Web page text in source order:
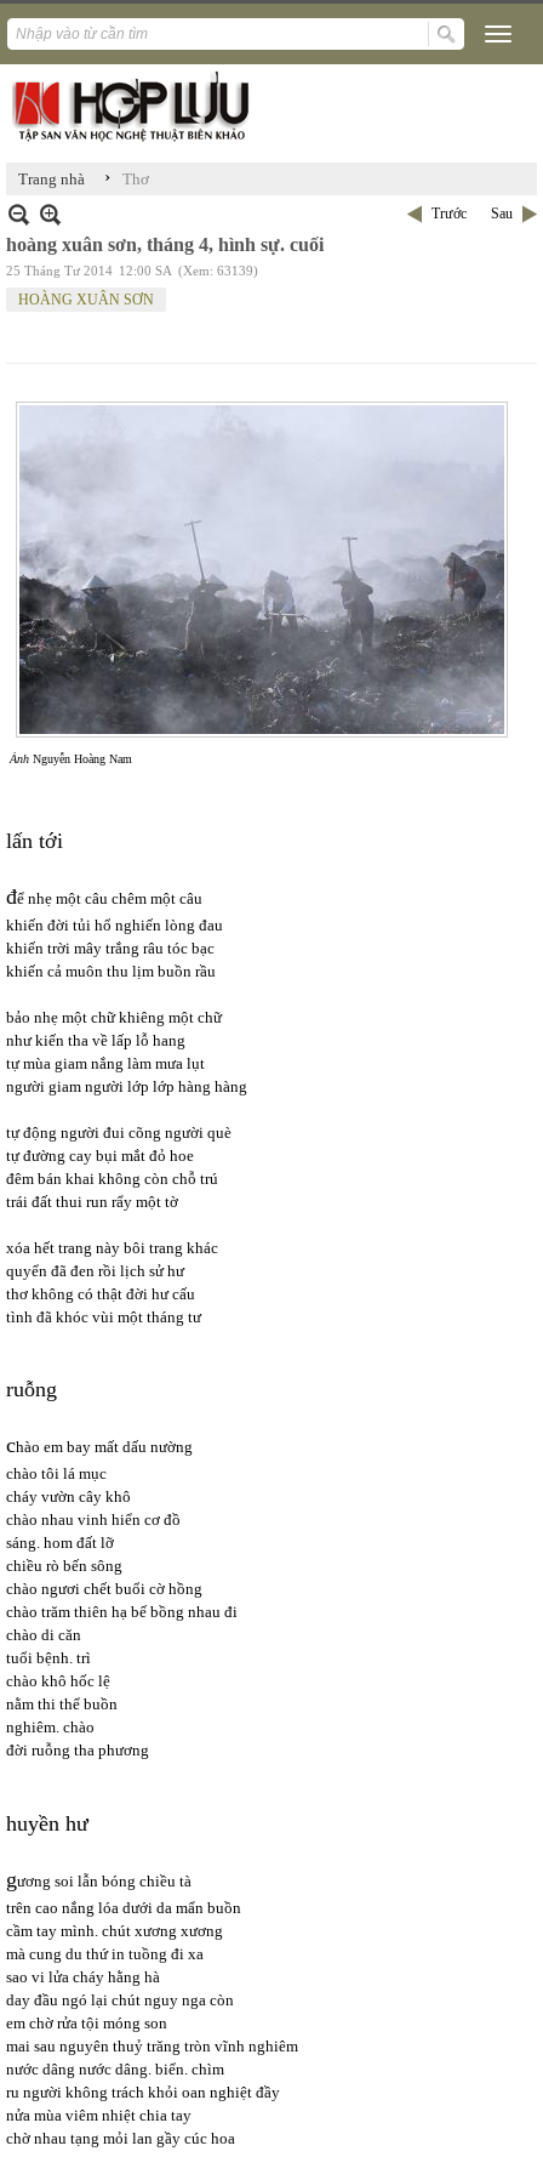
Trang nhà › Thơ
Trước Sau
hoàng xuân sơn, tháng 4, hình sự. cuối
25 Tháng Tư 2014 12:00 SA (Xem: 63139)
HOÀNG XUÂN SƠN
Ảnh Nguyễn Hoàng Nam
lấn tới
để nhẹ một câu chêm một câu
khiến đời tủi hổ nghiến lòng đau
khiến trời mây trắng râu tóc bạc
khiến cả muôn thu lịm buồn rầu
bảo nhẹ một chữ khiêng một chữ
như kiến tha về lấp lỗ hang
tự mùa giam nắng làm mưa lụt
người giam người lớp lớp hàng hàng
tự động người đui cõng người què
tự đường cay bụi mắt đỏ hoe
đêm bán khai không còn chỗ trú
trái đất thui run rẩy một tờ
xóa hết trang này bôi trang khác
quyển đã đen rồi lịch sử hư
thơ không có thật đời hư cấu
tình đã khóc vùi một tháng tư
ruỗng
chào em bay mất dấu nường
chào tôi lá mục
cháy vườn cây khô
chào nhau vinh hiển cơ đồ
sáng. hom đất lỡ
chiều rò bến sông
chào ngươi chết buổi cờ hồng
chào trăm thiên hạ bế bồng nhau đi
chào di căn
tuổi bệnh. trì
chào khô hốc lệ
nằm thi thể buồn
nghiêm. chào
đời ruỗng tha phương
huyền hư
gương soi lẫn bóng chiều tà
trên cao nắng lóa dưới da mẩn buồn
cầm tay mình. chút xương xương
mà cung du thứ in tuồng đi xa
sao vi lửa cháy hằng hà
day đầu ngó lại chút nguy nga còn
em chờ rửa tội móng son
mai sau nguyên thuỷ trăng tròn vĩnh nghiêm
nước dâng nước dâng. biển. chìm
ru người không trách khỏi oan nghiệt đầy
nửa mùa viêm nhiệt chia tay
chờ nhau tạng mỏi lan gầy cúc hoa